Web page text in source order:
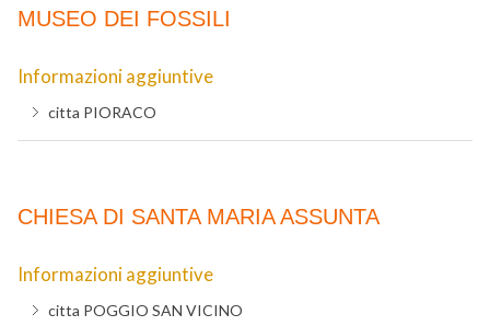
MUSEO DEI FOSSILI
Informazioni aggiuntive
citta PIORACO
CHIESA DI SANTA MARIA ASSUNTA
Informazioni aggiuntive
citta POGGIO SAN VICINO